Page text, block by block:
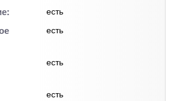
есть
есть
есть
есть